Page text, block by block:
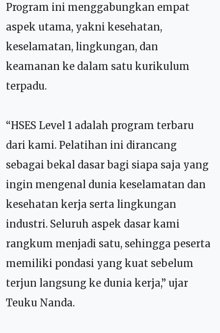
Program ini menggabungkan empat
aspek utama, yakni kesehatan,
keselamatan, lingkungan, dan
keamanan ke dalam satu kurikulum
terpadu.
“HSES Level 1 adalah program terbaru
dari kami. Pelatihan ini dirancang
sebagai bekal dasar bagi siapa saja yang
ingin mengenal dunia keselamatan dan
kesehatan kerja serta lingkungan
industri. Seluruh aspek dasar kami
rangkum menjadi satu, sehingga peserta
memiliki pondasi yang kuat sebelum
terjun langsung ke dunia kerja,” ujar
Teuku Nanda.